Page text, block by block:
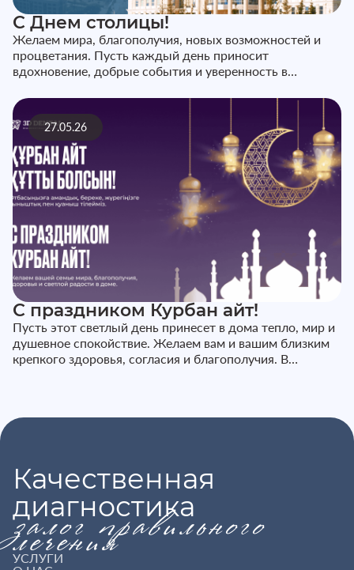
С Днем столицы!
Желаем мира, благополучия, новых возможностей и
процветания. Пусть каждый день приносит
вдохновение, добрые события и уверенность в
27.05.26
С праздником Курбан айт!
Пусть этот светлый день принесет в дома тепло, мир и
душевное спокойствие. Желаем вам и вашим близким
крепкого здоровья, согласия и благополучия. В
Качественная
диагностика
залог правильного
лечения
УСЛУГИ